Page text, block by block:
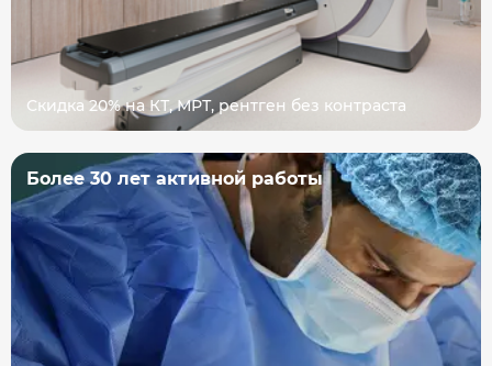
Скидка 20% на КТ, МРТ, рентген без контраста
Более 30 лет активной работы